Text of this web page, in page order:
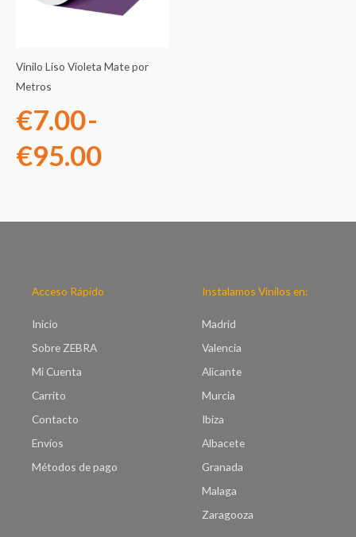
Vinilo Liso Violeta Mate por
Metros
€7.00-
€95.00
desde
Acceso Rápido
Inicio
Sobre ZEBRA
Mi Cuenta
Carrito
Contacto
Envíos
Métodos de pago
Instalamos Vinilos en:
Madrid
Valencia
Alicante
Murcia
Ibiza
Albacete
Granada
Malaga
Zaragooza